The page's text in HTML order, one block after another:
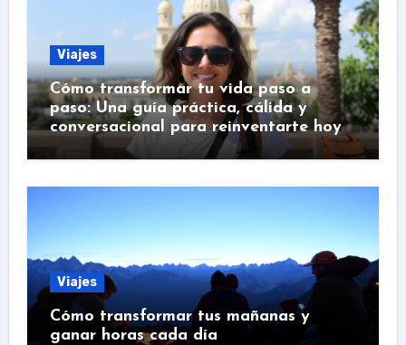
Viajes
Cómo transformar tu vida paso a
paso: Una guía práctica, cálida y
conversacional para reinventarte hoy
Viajes
Cómo transformar tus mañanas y
ganar horas cada día